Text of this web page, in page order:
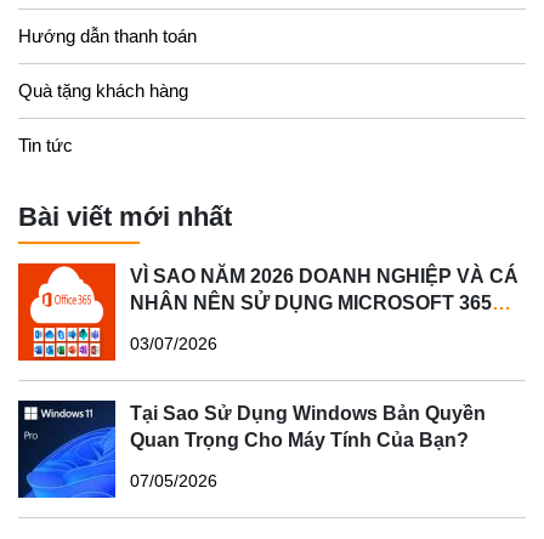
Hướng dẫn thanh toán
Quà tặng khách hàng
Tin tức
Bài viết mới nhất
VÌ SAO NĂM 2026 DOANH NGHIỆP VÀ CÁ
NHÂN NÊN SỬ DỤNG MICROSOFT 365
03/07/2026
Tại Sao Sử Dụng Windows Bản Quyền
Quan Trọng Cho Máy Tính Của Bạn?
07/05/2026